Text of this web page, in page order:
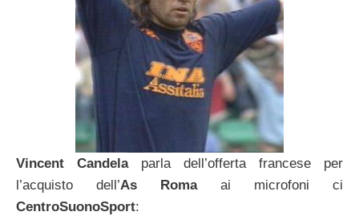
Vincent Candelaparla dell’offerta francese per
l’acquisto dell’As Roma ai microfoni ci
CentroSuonoSport: